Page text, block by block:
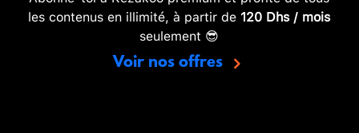
les contenus en illimité, à partir de 120 Dhs / mois
seulement 😎
Voir nos offres